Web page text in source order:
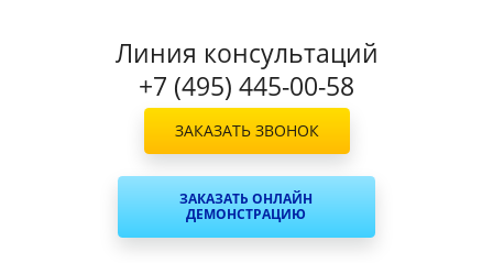
Линия консультаций
+7 (495) 445-00-58
ЗАКАЗАТЬ ЗВОНОК
ЗАКАЗАТЬ ОНЛАЙН
ДЕМОНСТРАЦИЮ